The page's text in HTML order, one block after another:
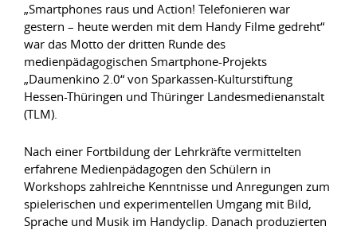
„Smartphones raus und Action! Telefonieren war
gestern – heute werden mit dem Handy Filme gedreht“
war das Motto der dritten Runde des
medienpädagogischen Smartphone-Projekts
„Daumenkino 2.0“ von Sparkassen-Kulturstiftung
Hessen-Thüringen und Thüringer Landesmedienanstalt
(TLM).
Nach einer Fortbildung der Lehrkräfte vermittelten
erfahrene Medienpädagogen den Schülern in
Workshops zahlreiche Kenntnisse und Anregungen zum
spielerischen und experimentellen Umgang mit Bild,
Sprache und Musik im Handyclip. Danach produzierten